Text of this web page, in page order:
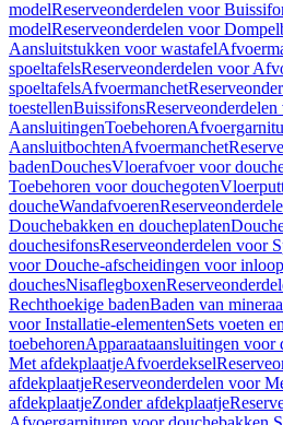
modelReserveonderdelen voor
modelReserveonderdelen voor
Aansluitstukken voor wastafel
spoeltafelsReserveonderdelen voor
spoeltafelsAfvoermanchet
toestellenBuissifons
AansluitingenToebehoren
AansluitbochtenAfvoermanchet
badenDouchesVloerafvoer voor
Toebehoren voor douchegoten
doucheWandafvoeren
Douchebakken en doucheplaten
douchesifonsReserveonderdelen voor
voor Douche-afscheidingen voor
douchesNisaflegboxen
Rechthoekige badenBaden van
voor Installatie-elementenSets voeten
toebehorenApparaataansluitingen voor
Met afdekplaatjeAfvoerdeksel
afdekplaatjeReserveonderdelen voor
afdekplaatjeZonder afdekplaatje